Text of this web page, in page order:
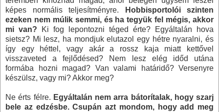
képes normális teljesítményre.
Hobbisportolói szinten
ezeken nem múlik semmi, és ha tegyük fel mégis, akkor
mi van?
Ki fog lepontozni téged érte? Egyáltalán hova
sietsz? Mi lesz, ha mondjuk elutazol egy hétre nyaralni, és
így egy héttel, vagy akár a rossz kaja miatt kettővel
visszaveted a fejlődésed? Nem lesz elég időd utána
formába hozni magad? Van valami határidő? Versenyre
készülsz, vagy mi? Akkor meg?
Ne érts félre. Egyáltalán nem arra bátorítalak, hogy szarj
bele az edzésbe. Csupán azt mondom, hogy add meg